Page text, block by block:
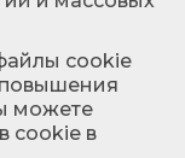
cookie
можете
cookie в